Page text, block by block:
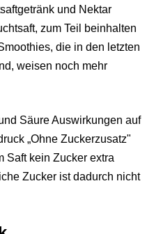
und Nektar
zum Teil beinhalten
die in den letzten
weisen noch mehr
Säure Auswirkungen auf
„Ohne Zuckerzusatz"
Saft kein Zucker extra
Zucker ist dadurch nicht